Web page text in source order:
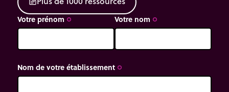
source
Votre prénom trip_origin Votre nom trip_origin
Nom de votre établissement trip_origin